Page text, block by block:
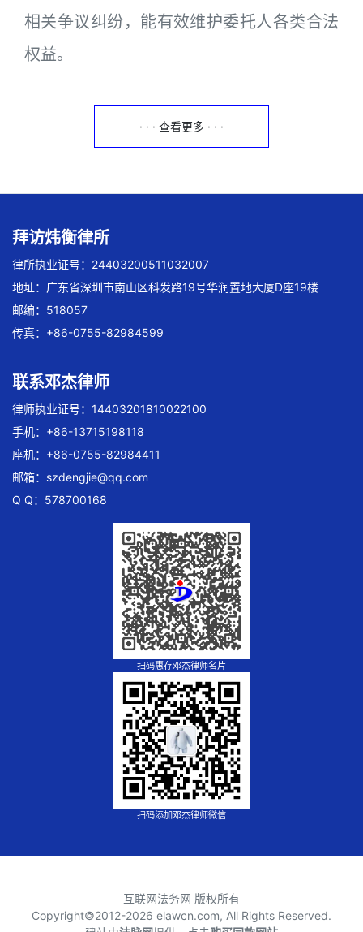
相关争议纠纷，能有效维护委托人各类合法
权益。
· · · 查看更多 · · ·
拜访炜衡律所
律所执业证号：24403200511032007
地址：广东省深圳市南山区科发路19号华润置地大厦D座19楼
邮编：518057
传真：+86-0755-82984599
联系邓杰律师
律师执业证号：14403201810022100
手机：+86-13715198118
座机：+86-0755-82984411
邮箱： szdengjie@qq.com
Q Q：578700168
扫码惠存邓杰律师名片
扫码添加邓杰律师微信
互联网法务网 版权所有
Copyright©2012-2026 elawcn.com, All Rights Reserved.